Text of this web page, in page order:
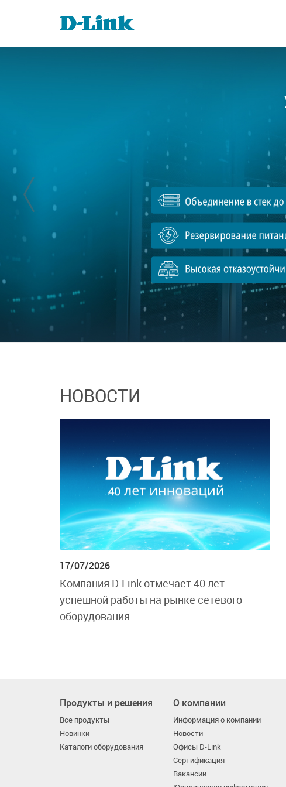
НОВОСТИ
17/07/2026
Компания D-Link отмечает 40 лет
успешной работы на рынке сетевого
оборудования
Продукты и решения
Все продукты
Новинки
Каталоги оборудования
О компании
Информация о компании
Новости
Офисы D-Link
Сертификация
Вакансии